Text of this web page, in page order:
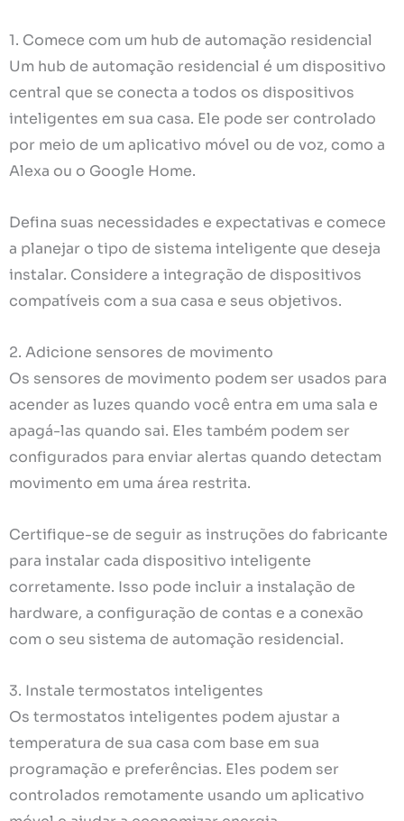
1. Comece com um hub de automação residencial
Um hub de automação residencial é um dispositivo
central que se conecta a todos os dispositivos
inteligentes em sua casa. Ele pode ser controlado
por meio de um aplicativo móvel ou de voz, como a
Alexa ou o Google Home.
Defina suas necessidades e expectativas e comece
a planejar o tipo de sistema inteligente que deseja
instalar. Considere a integração de dispositivos
compatíveis com a sua casa e seus objetivos.
2. Adicione sensores de movimento
Os sensores de movimento podem ser usados ​​para
acender as luzes quando você entra em uma sala e
apagá-las quando sai. Eles também podem ser
configurados para enviar alertas quando detectam
movimento em uma área restrita.
Certifique-se de seguir as instruções do fabricante
para instalar cada dispositivo inteligente
corretamente. Isso pode incluir a instalação de
hardware, a configuração de contas e a conexão
com o seu sistema de automação residencial.
3. Instale termostatos inteligentes
Os termostatos inteligentes podem ajustar a
temperatura de sua casa com base em sua
programação e preferências. Eles podem ser
controlados remotamente usando um aplicativo